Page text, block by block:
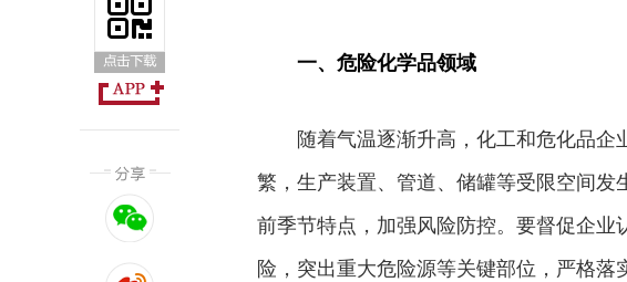
一、危险化学品领域
随着气温逐渐升高，化工和危化品
繁，生产装置、管道、储罐等受限空间
前季节特点，加强风险防控。要督促企
险，突出重大危险源等关键部位，严格